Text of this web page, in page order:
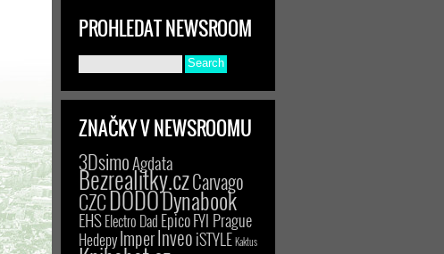
PROHLEDAT NEWSROOM
ZNAČKY V NEWSROOMU
3DsimoAgdata
Bezrealitky.czCarvago
CZCDODODynabook
EHSElectro Dad EpicoFYI Prague
HedepyImperInveoiSTYLEKaktus